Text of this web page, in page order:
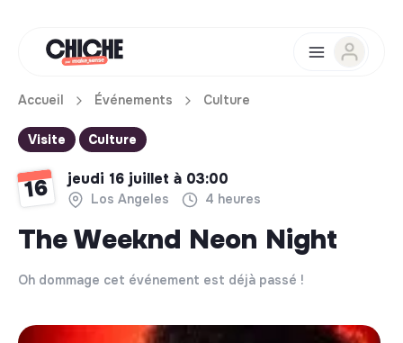
Accueil Événements Culture
Visite Culture
16 jeudi 16 juillet à 03:00
Los Angeles 4 heures
The Weeknd Neon Night
Oh dommage cet événement est déjà passé !